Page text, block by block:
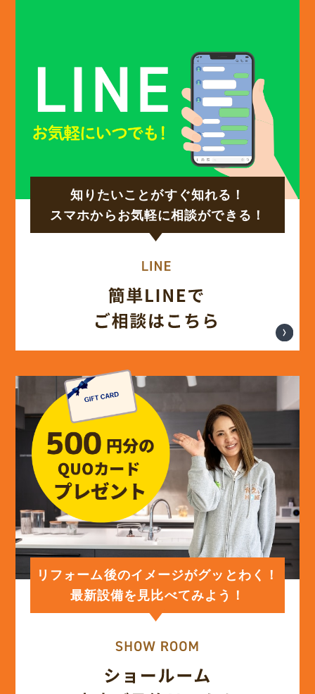
知りたいことがすぐ知れる！
スマホからお気軽に相談ができる！
リフォーム後のイメージがグッとわく！
最新設備を見比べてみよう！